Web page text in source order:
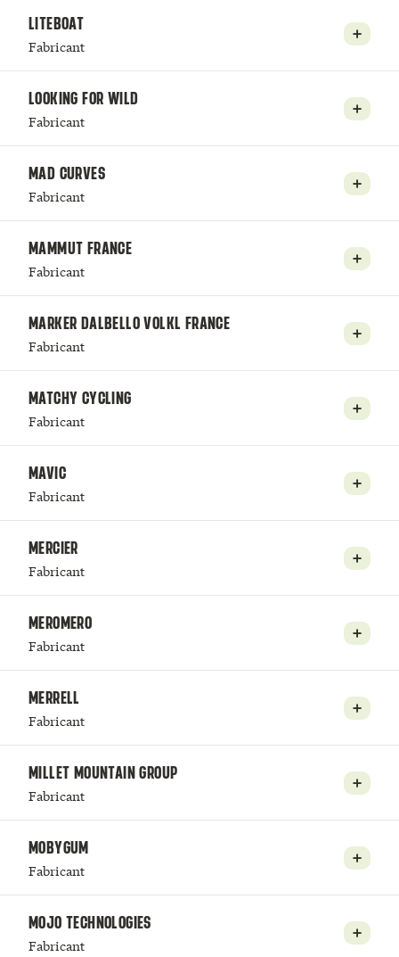
LITEBOAT
Fabricant
LOOKING FOR WILD
Fabricant
MAD CURVES
Fabricant
MAMMUT FRANCE
Fabricant
MARKER DALBELLO VOLKL FRANCE
Fabricant
MATCHY CYCLING
Fabricant
MAVIC
Fabricant
MERCIER
Fabricant
MEROMERO
Fabricant
MERRELL
Fabricant
MILLET MOUNTAIN GROUP
Fabricant
MOBYGUM
Fabricant
MOJO TECHNOLOGIES
Fabricant